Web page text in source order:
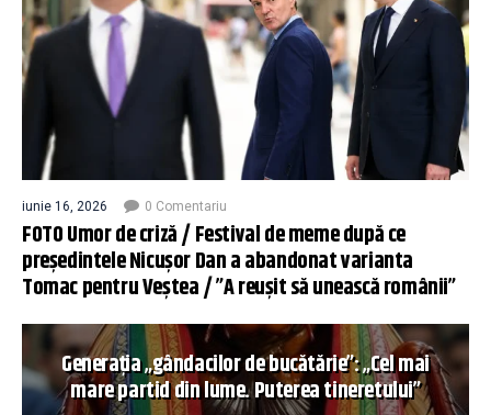
iunie 16, 2026 0 Comentariu
FOTO Umor de criză / Festival de meme după ce
președintele Nicușor Dan a abandonat varianta
Tomac pentru Veștea / ”A reușit să unească românii”
Generația „gândacilor de bucătărie”: „Cel mai
mare partid din lume. Puterea tineretului”